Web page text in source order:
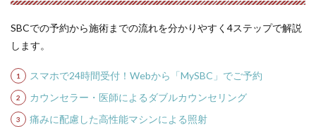
SBCでの予約から施術までの流れを分かりやすく4ステップで解説
します。
スマホで24時間受付！Webから「MySBC」でご予約
カウンセラー・医師によるダブルカウンセリング
痛みに配慮した高性能マシンによる照射